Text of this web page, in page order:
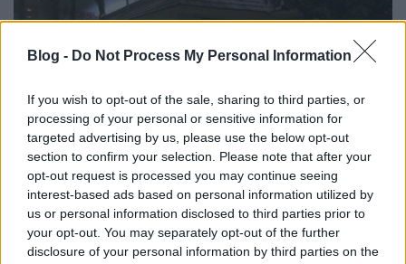
Blog - Do Not Process My Personal Information
If you wish to opt-out of the sale, sharing to third parties, or
processing of your personal or sensitive information for
targeted advertising by us, please use the below opt-out
section to confirm your selection. Please note that after your
opt-out request is processed you may continue seeing
interest-based ads based on personal information utilized by
us or personal information disclosed to third parties prior to
your opt-out. You may separately opt-out of the further
disclosure of your personal information by third parties on the
1,7 millió dollárért árulják a Las
Vegas-i csodabunkert
Zubreczki Dávid•2013. szeptember 11.